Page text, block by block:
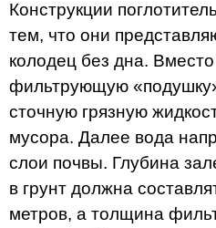
Конструкции
тем, что они
колодец без дна.
фильтрующую
сточную грязную
мусора. Далее вода
слои почвы. Глубина
в грунт должна
метров, а толщина